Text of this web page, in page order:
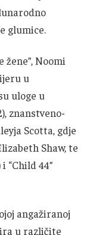
glumice.
Noomi
u
uloge u
znanstveno-
Scotta, gdje
Shaw, te
“Child 44”
angažiranoj
u različite